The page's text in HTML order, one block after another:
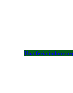
Una feria indoor